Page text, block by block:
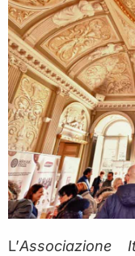
L’Associazione